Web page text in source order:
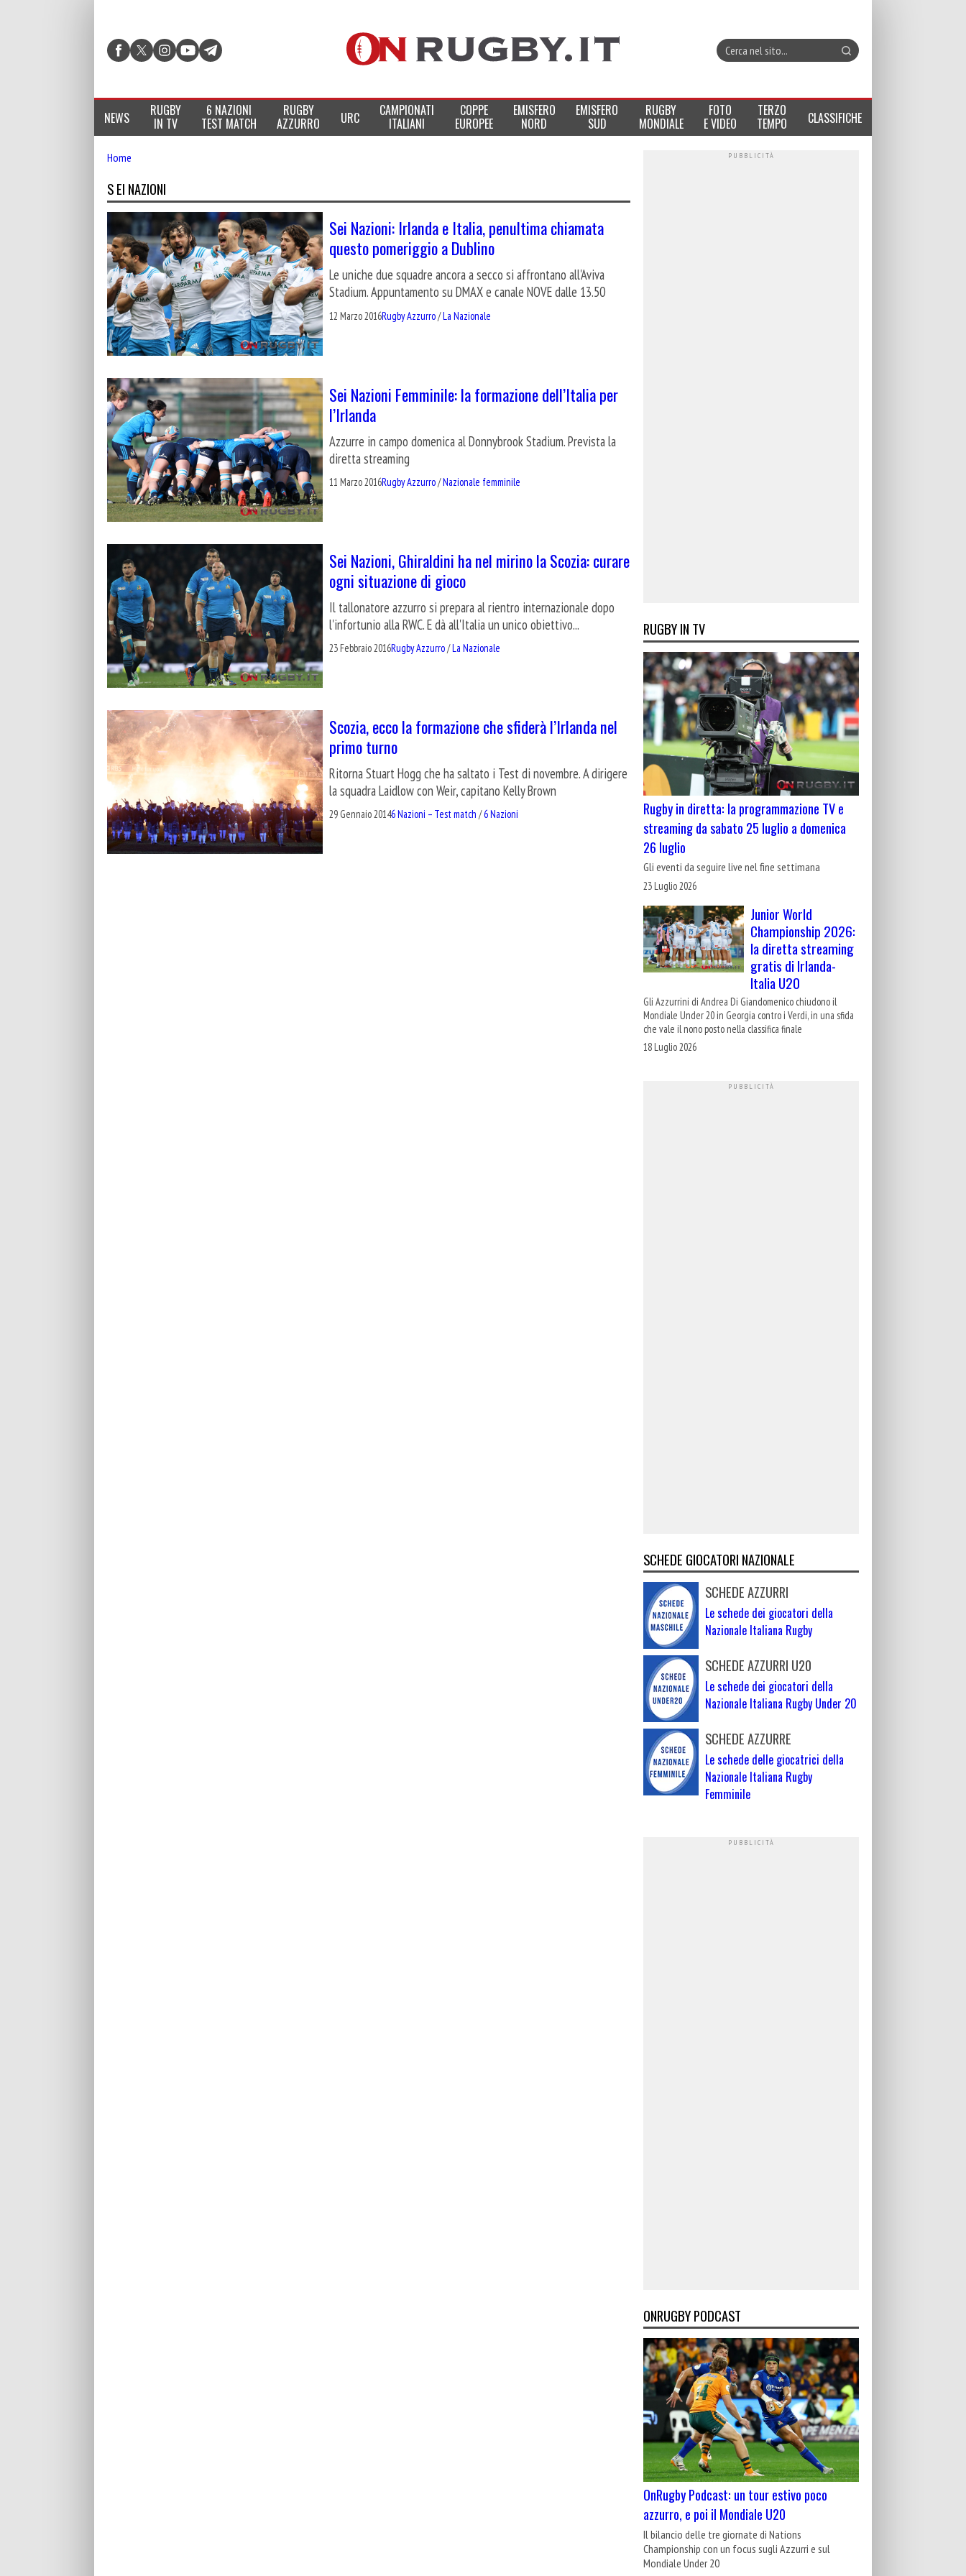
NEWS RUGBY
IN TV
6 NAZIONI
TEST MATCH
RUGBY
AZZURRO URC CAMPIONATI
ITALIANI
COPPE
EUROPEE
EMISFERO
NORD
EMISFERO
SUD
RUGBY
MONDIALE
FOTO
E VIDEO
TERZO
TEMPO CLASSIFICHE
Home
S EI NAZIONI
Sei Nazioni: Irlanda e Italia, penultima chiamata
questo pomeriggio a Dublino
Le uniche due squadre ancora a secco si affrontano all'Aviva
Stadium. Appuntamento su DMAX e canale NOVE dalle 13.50
12 Marzo 2016Rugby Azzurro/La Nazionale
Sei Nazioni Femminile: la formazione dell’Italia per
l’Irlanda
Azzurre in campo domenica al Donnybrook Stadium. Prevista la
diretta streaming
11 Marzo 2016Rugby Azzurro/Nazionale femminile
Sei Nazioni, Ghiraldini ha nel mirino la Scozia: curare
ogni situazione di gioco
Il tallonatore azzurro si prepara al rientro internazionale dopo
l'infortunio alla RWC. E dà all'Italia un unico obiettivo...
23 Febbraio 2016Rugby Azzurro/La Nazionale
Scozia, ecco la formazione che sfiderà l’Irlanda nel
primo turno
Ritorna Stuart Hogg che ha saltato i Test di novembre. A dirigere
la squadra Laidlow con Weir, capitano Kelly Brown
29 Gennaio 20146 Nazioni – Test match /6 Nazioni
RUGBY IN TV
Rugby in diretta: la programmazione TV e
streaming da sabato 25 luglio a domenica
26 luglio
Gli eventi da seguire live nel fine settimana
23 Luglio 2026
Junior World
Championship 2026:
la diretta streaming
gratis di Irlanda-
Italia U20
Gli Azzurrini di Andrea Di Giandomenico chiudono il
Mondiale Under 20 in Georgia contro i Verdi, in una sfida
che vale il nono posto nella classifica finale
18 Luglio 2026
SCHEDE GIOCATORI NAZIONALE
SCHEDE AZZURRI
Le schede dei giocatori della
Nazionale Italiana Rugby
SCHEDE AZZURRI U20
Le schede dei giocatori della
Nazionale Italiana Rugby Under 20
SCHEDE AZZURRE
Le schede delle giocatrici della
Nazionale Italiana Rugby
Femminile
ONRUGBY PODCAST
OnRugby Podcast: un tour estivo poco
azzurro, e poi il Mondiale U20
Il bilancio delle tre giornate di Nations
Championship con un focus sugli Azzurri e sul
Mondiale Under 20